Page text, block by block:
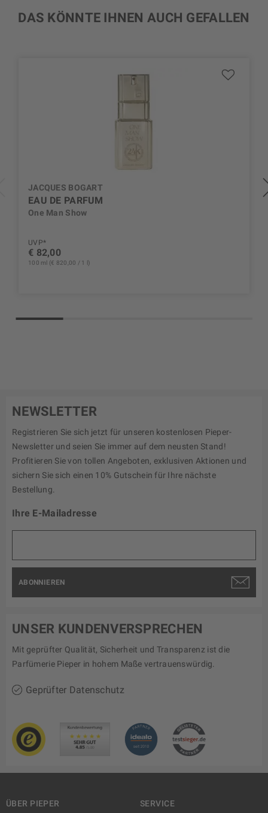
DAS KÖNNTE IHNEN AUCH GEFALLEN
JACQUES BOGART
EAU DE PARFUM
One Man Show
UVP*
€ 82,00
100 ml (€ 820,00 / 1 l)
NEWSLETTER
Registrieren Sie sich jetzt für unseren kostenlosen Pieper-
Newsletter und seien Sie immer auf dem neusten Stand!
Profitieren Sie von tollen Angeboten, exklusiven Aktionen und
sichern Sie sich einen 10% Gutschein für Ihre nächste
Bestellung.
Ihre E-Mailadresse
ABONNIEREN
UNSER KUNDENVERSPRECHEN
Mit geprüfter Qualität, Sicherheit und Transparenz ist die
Parfümerie Pieper in hohem Maße vertrauenswürdig.
Geprüfter Datenschutz
ÜBER PIEPER
SERVICE